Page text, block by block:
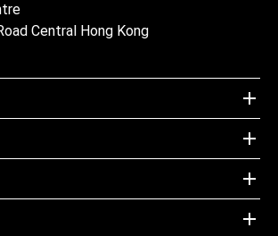
Central Hong Kong